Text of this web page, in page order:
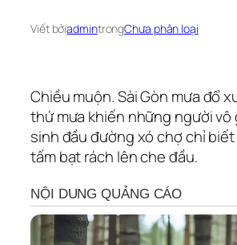
Viết bởiadmintrongChưa phân loại
Chiều muộn. Sài Gòn mưa đổ
thứ mưa khiến những người vô
sinh đầu đường xó chợ chỉ
tấm bạt rách lên che đầu.